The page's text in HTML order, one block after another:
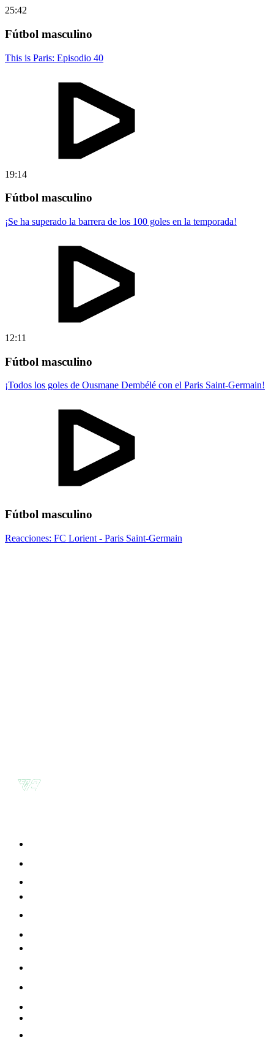
25:42
Fútbol masculino
This is Paris: Episodio 40
19:14
Fútbol masculino
¡Se ha superado la barrera de los 100 goles en la temporada!
12:11
Fútbol masculino
¡Todos los goles de Ousmane Dembélé con el Paris Saint-Germain!
Fútbol masculino
Reacciones: FC Lorient - Paris Saint-Germain